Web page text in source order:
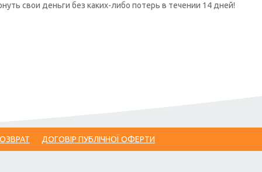
свои деньги без каких-либо потерь в течении 14 дней!
ДОГОВІР ПУБЛІЧНОЇ ОФЕРТИ